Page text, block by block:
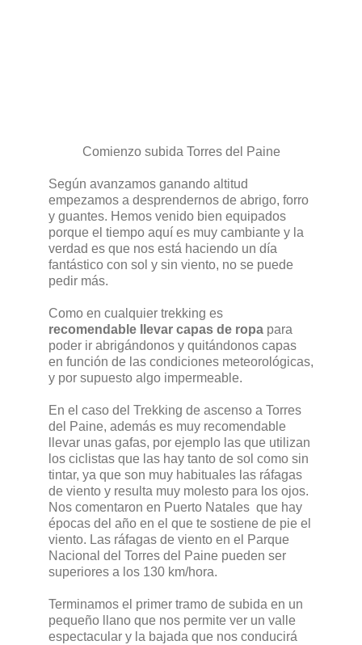
Comienzo subida Torres del Paine
Según avanzamos ganando altitud
empezamos a desprendernos de abrigo, forro
y guantes. Hemos venido bien equipados
porque el tiempo aquí es muy cambiante y la
verdad es que nos está haciendo un día
fantástico con sol y sin viento, no se puede
pedir más.
Como en cualquier trekking es
recomendable llevar capas de ropa para
poder ir abrigándonos y quitándonos capas
en función de las condiciones meteorológicas,
y por supuesto algo impermeable.
En el caso del Trekking de ascenso a Torres
del Paine, además es muy recomendable
llevar unas gafas, por ejemplo las que utilizan
los ciclistas que las hay tanto de sol como sin
tintar, ya que son muy habituales las ráfagas
de viento y resulta muy molesto para los ojos.
Nos comentaron en Puerto Natales que hay
épocas del año en el que te sostiene de pie el
viento. Las ráfagas de viento en el Parque
Nacional del Torres del Paine pueden ser
superiores a los 130 km/hora.
Terminamos el primer tramo de subida en un
pequeño llano que nos permite ver un valle
espectacular y la bajada que nos conducirá